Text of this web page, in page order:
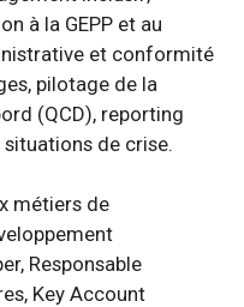
à la GEPP et au
et conformité
pilotage de la
(QCD), reporting
de crise.
métiers de
Responsable
Key Account